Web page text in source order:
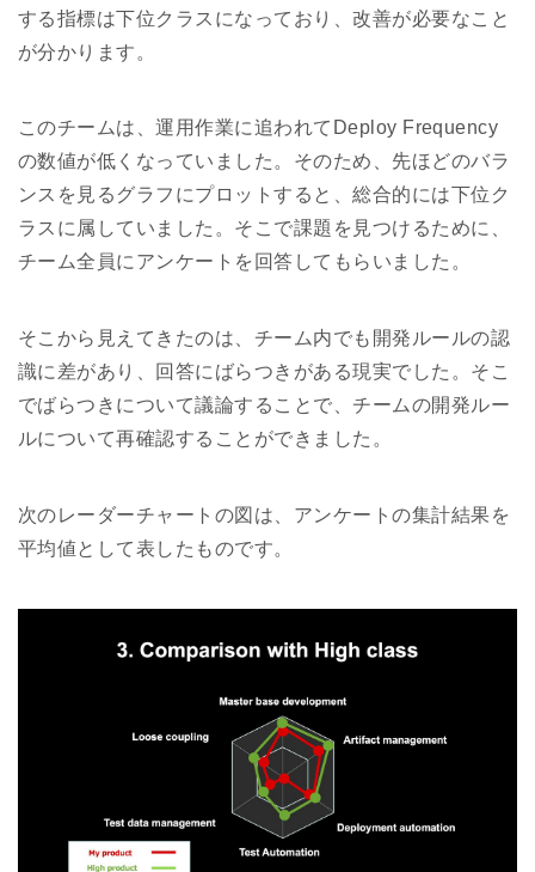
する指標は下位クラスになっており、改善が必要なこと
が分かります。
このチームは、運用作業に追われてDeploy Frequency
の数値が低くなっていました。そのため、先ほどのバラ
ンスを見るグラフにプロットすると、総合的には下位ク
ラスに属していました。そこで課題を見つけるために、
チーム全員にアンケートを回答してもらいました。
そこから見えてきたのは、チーム内でも開発ルールの認
識に差があり、回答にばらつきがある現実でした。そこ
でばらつきについて議論することで、チームの開発ルー
ルについて再確認することができました。
次のレーダーチャートの図は、アンケートの集計結果を
平均値として表したものです。